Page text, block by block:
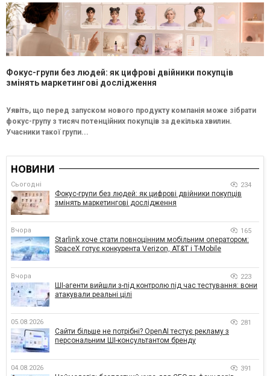
Фокус-групи без людей: як цифрові двійники покупців
змінять маркетингові дослідження
Уявіть, що перед запуском нового продукту компанія може зібрати
фокус-групу з тисяч потенційних покупців за декілька хвилин.
Учасники такої групи...
НОВИНИ
Сьогодні 234
Фокус-групи без людей: як цифрові двійники покупців
змінять маркетингові дослідження
Вчора 165
Starlink хоче стати повноцінним мобільним оператором:
SpaceX готує конкурента Verizon, AT&T і T-Mobile
Вчора 223
ШІ-агенти вийшли з-під контролю під час тестування: вони
атакували реальні цілі
05.08.2026 281
Сайти більше не потрібні? OpenAI тестує рекламу з
персональним ШІ-консультантом бренду
04.08.2026 391